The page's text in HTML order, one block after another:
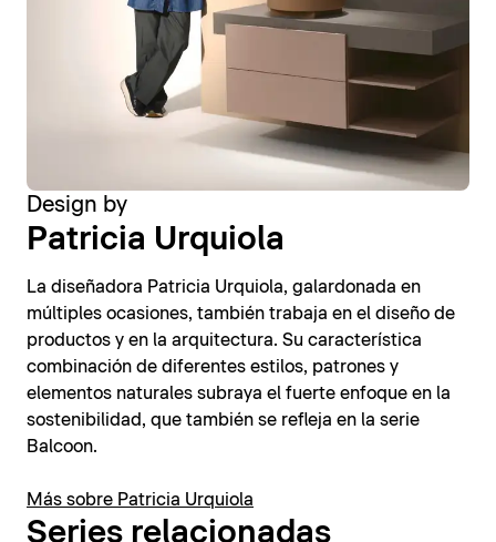
Design by
Patricia Urquiola
La diseñadora Patricia Urquiola, galardonada en
múltiples ocasiones, también trabaja en el diseño de
productos y en la arquitectura. Su característica
combinación de diferentes estilos, patrones y
elementos naturales subraya el fuerte enfoque en la
sostenibilidad, que también se refleja en la serie
Balcoon.
Más sobre Patricia Urquiola
Series relacionadas